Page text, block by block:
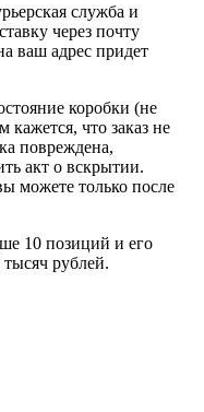
служба и
через почту
ваш адрес придет
коробки (не
кажется, что заказ не
повреждена,
акт о вскрытии.
можете только после
10 позиций и его
рублей.